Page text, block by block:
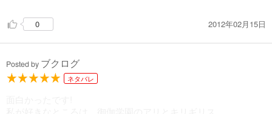
0 2012年02月15日
Posted by ブクログ
ネタバレ